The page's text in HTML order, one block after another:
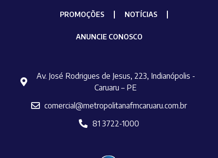
PROMOÇÕES NOTÍCIAS
ANUNCIE CONOSCO
Av. José Rodrigues de Jesus, 223, Indianópolis -
Caruaru – PE
comercial@metropolitanafmcaruaru.com.br
81 3722-1000